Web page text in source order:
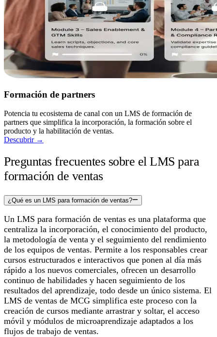
Formación de partners
Potencia tu ecosistema de canal con un LMS de formación de
partners que simplifica la incorporación, la formación sobre el
producto y la habilitación de ventas.
Descubrir→
Preguntas frecuentes sobre el LMS para
formación de ventas
¿Qué es un LMS para formación de ventas?
Un LMS para formación de ventas es una plataforma que
centraliza la incorporación, el conocimiento del producto,
la metodología de venta y el seguimiento del rendimiento
de los equipos de ventas. Permite a los responsables crear
cursos estructurados e interactivos que ponen al día más
rápido a los nuevos comerciales, ofrecen un desarrollo
continuo de habilidades y hacen seguimiento de los
resultados del aprendizaje, todo desde un único sistema. El
LMS de ventas de MCG simplifica este proceso con la
creación de cursos mediante arrastrar y soltar, el acceso
móvil y módulos de microaprendizaje adaptados a los
flujos de trabajo de ventas.